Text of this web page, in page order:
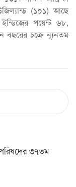
(১০১) আছে
পয়েন্ট ৬৮,
বছরের চক্রে ন্যূনতম
পরিষদের ৩৭তম